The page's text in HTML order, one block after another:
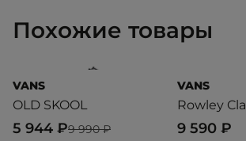
Похожие товары
VANS
OLD SKOOL
9 990 ₽
5 944 ₽
VANS
Rowley
9 590 ₽